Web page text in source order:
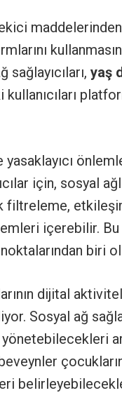
sağlayıcıları, yaş
kullanıcıları
için, sosyal
içerebilir. Bu
biri
dijital
Sosyal ağ
yönetebilecekleri